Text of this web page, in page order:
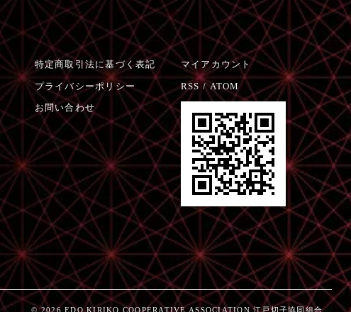
特定商取引法に基づく表記
プライバシーポリシー
お問い合わせ
マイアカウント
RSS /ATOM
© 2026 EDO KIRIKO COOPERATIVE ASSOCIATION 江戸切子協同組合